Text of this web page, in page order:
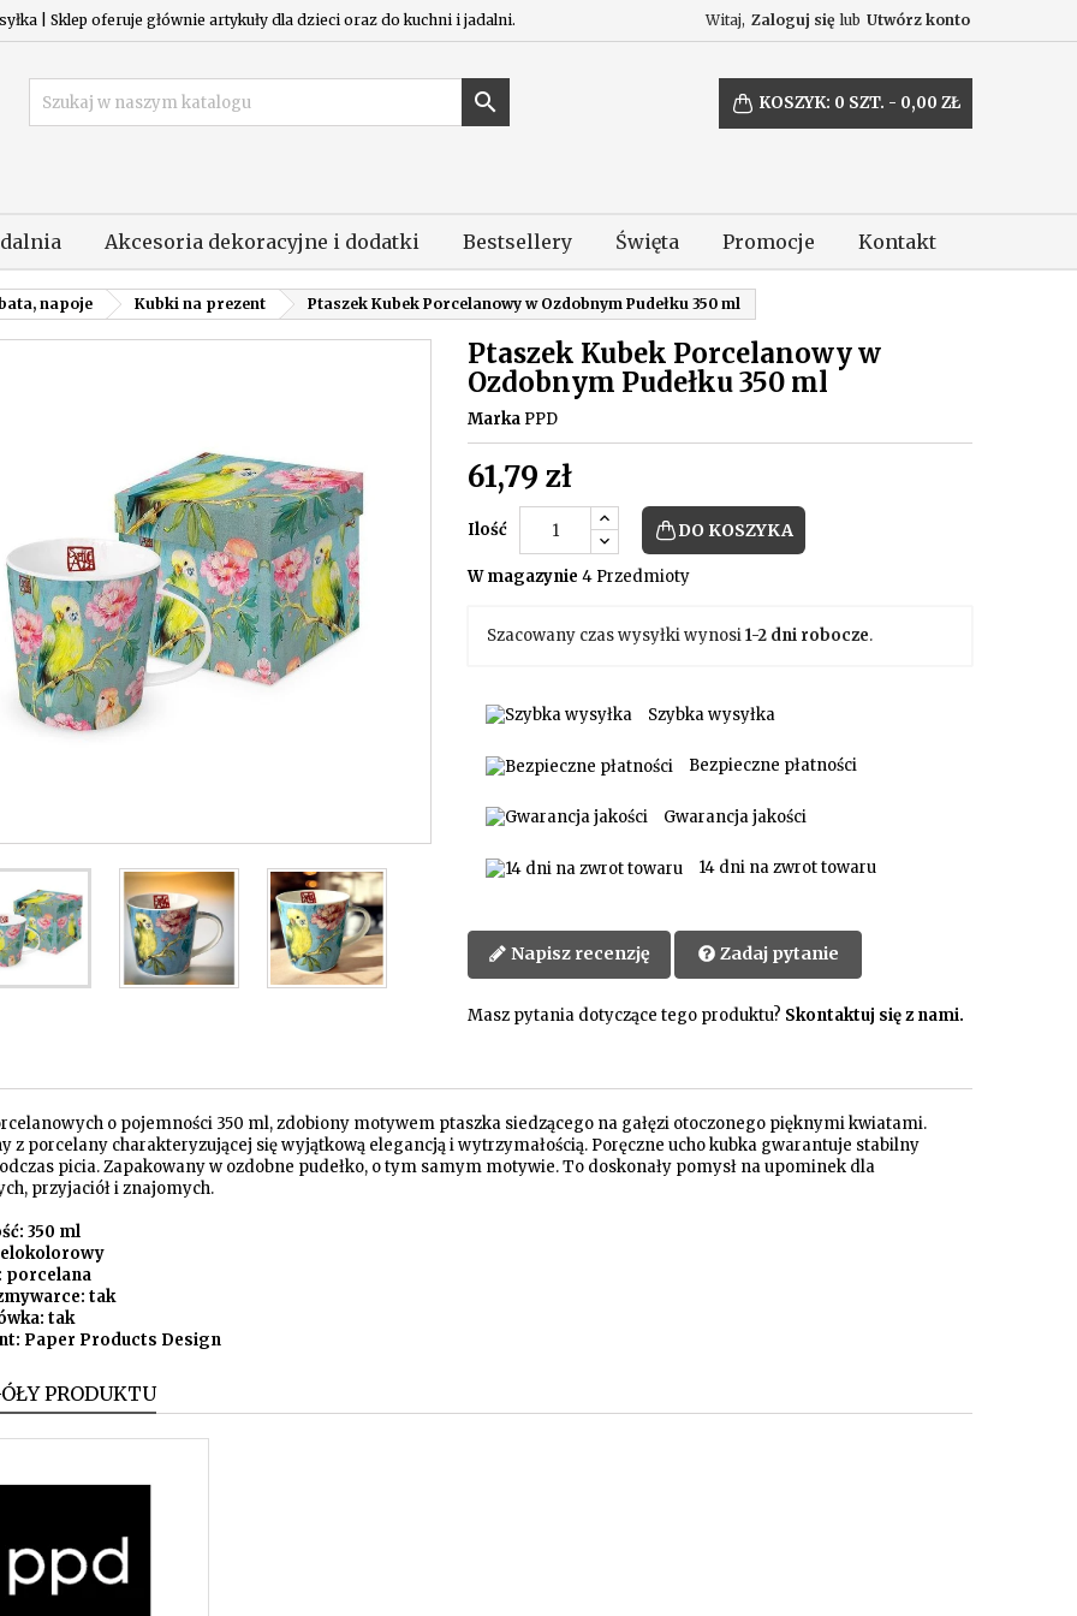
| Sklep oferuje głównie artykuły dla dzieci oraz do kuchni i jadalni. Witaj, Zaloguj się lub Utwórz konto
KOSZYK: 0 SZT. - 0,00 ZŁ

Akcesoria dekoracyjne i dodatki Bestsellery Święta Promocje Kontakt
napoje Kubki na prezent Ptaszek Kubek Porcelanowy w Ozdobnym Pudełku 350 ml
Ptaszek Kubek Porcelanowy w
Ozdobnym Pudełku 350 ml
Marka PPD
61,79 zł
Ilość DO KOSZYKA
W magazynie 4 Przedmioty
Szacowany czas wysyłki wynosi1-2 dni robocze.
Szybka wysyłka
Bezpieczne płatności
Gwarancja jakości
14 dni na zwrot towaru
Napisz recenzję Zadaj pytanie
Masz pytania dotyczące tego produktu? Skontaktuj się z nami.
o pojemności 350 ml, zdobiony motywem ptaszka siedzącego na gałęzi otoczonego pięknymi kwiatami.
z porcelany charakteryzującej się wyjątkową elegancją i wytrzymałością. Poręczne ucho kubka gwarantuje stabilny
picia. Zapakowany w ozdobne pudełko, o tym samym motywie. To doskonały pomysł na upominek dla
przyjaciół i znajomych.
350 ml
porcelana
tak
tak
Paper Products Design
PRODUKTU